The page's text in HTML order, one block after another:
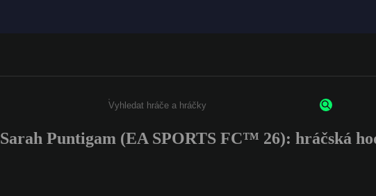
Enter a minimum of 3 characters or numbers
Sarah Puntigam (EA SPORTS FC™ 26): hráčská